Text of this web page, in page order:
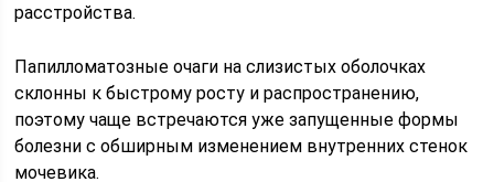
расстройства.
Папилломатозные очаги на слизистых оболочках
склонны к быстрому росту и распространению,
поэтому чаще встречаются уже запущенные формы
болезни с обширным изменением внутренних стенок
мочевика.